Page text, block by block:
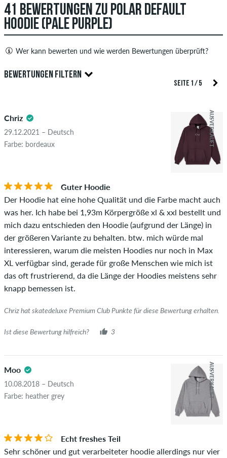
41 BEWERTUNGEN ZU POLAR DEFAULT
HOODIE (PALE PURPLE)
Wer kann bewerten und wie werden Bewertungen überprüft?
Nur Personen mit einem skatedeluxe Kundenkonto können
Bewertungen abgeben. Diese werden erst nach unserer
beleidigenden oder obszönen Inhalten sowie Bewertungen,
die geltendes Recht oder Urheberrechte verletzen oder Spam
und Fremdwerbung enthalten, werden nicht veröffentlicht.
Die Sternebewertung des Artikels ist der Durchschnitt aller
Ob die Bewertung von einer Person stammt, die diesen
Artikel wirklich gekauft hat, erkennst du am grünen Haken
neben dem Namen mit dem Zusatz "Verifizierter Kauf". Bei
diesen Personen wurde der Kauf anhand ihrer Bestellungen
überprüft. Bei Bewertungen ohne grünen Haken, können wir
leider nicht garantieren, dass die Personen den Artikel
wirklich besitzen oder besessen haben.
BEWERTUNGEN FILTERN
5.0
SEITE 1 / 5
Chriz
29.12.2021 – Deutsch
Farbe: bordeaux
AUSVERKAUFT
Guter Hoodie
Der Hoodie hat eine hohe Qualität und die Farbe macht auch
was her. Ich habe bei 1,93m Körpergröße xl & xxl bestellt und
mich dazu entschieden den Hoodie (aufgrund der Länge) in
der größeren Variante zu behalten. btw. mich würde mal
interessieren, warum die meisten Hoodies nur noch in Max
XL verfügbar sind, gerade für große Menschen wie mich ist
das oft frustrierend, da die Länge der Hoodies meistens sehr
knapp bemessen ist.
Chriz hat skatedeluxe Premium Club Punkte für diese Bewertung erhalten.
Ist diese Bewertung hilfreich? 3
Moo
10.08.2018 – Deutsch
Farbe: heather grey
AUSVERKAUFT
Echt freshes Teil
Sehr schöner und gut verarbeiteter hoodie allerdings nur vier